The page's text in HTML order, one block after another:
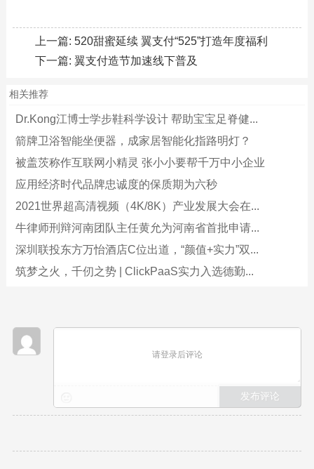
上一篇: 520甜蜜延续 翼支付“525”打造年度福利
下一篇: 翼支付造节加速线下普及
相关推荐
Dr.Kong江博士学步鞋科学设计 帮助宝宝足脊健...
箭牌卫浴智能坐便器，成家居智能化指路明灯？
被盖茨称作互联网小精灵 张小小要帮千万中小企业
应用经济时代品牌忠诚度的保质期为六秒
2021世界超高清视频（4K/8K）产业发展大会在...
牛律师刑辩河南团队主任黄允为河南省首批申请...
深圳联投东方万怡酒店C位出道，“颜值+实力”双...
筑梦之火，千仞之势 | ClickPaaS实力入选德勤...
请登录后评论